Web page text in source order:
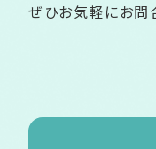
ぜひお気軽にお問